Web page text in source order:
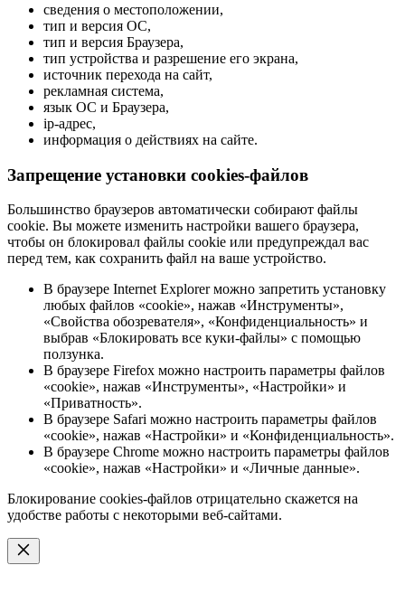
сведения о местоположении,
тип и версия ОС,
тип и версия Браузера,
тип устройства и разрешение его экрана,
источник перехода на сайт,
рекламная система,
язык ОС и Браузера,
ip-адрес,
информация о действиях на сайте.
Запрещение установки cookies-файлов
Большинство браузеров автоматически собирают файлы
cookie. Вы можете изменить настройки вашего браузера,
чтобы он блокировал файлы cookie или предупреждал вас
перед тем, как сохранить файл на ваше устройство.
В браузере Internet Explorer можно запретить установку
любых файлов «cookie», нажав «Инструменты»,
«Свойства обозревателя», «Конфиденциальность» и
выбрав «Блокировать все куки-файлы» с помощью
ползунка.
В браузере Firefox можно настроить параметры файлов
«cookie», нажав «Инструменты», «Настройки» и
«Приватность».
В браузере Safari можно настроить параметры файлов
«cookie», нажав «Настройки» и «Конфиденциальность».
В браузере Chrome можно настроить параметры файлов
«cookie», нажав «Настройки» и «Личные данные».
Блокирование cookies-файлов отрицательно скажется на
удобстве работы с некоторыми веб-сайтами.